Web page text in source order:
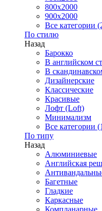
800x2000
900x2000
Все категории
По стилю
Назад
Барокко
В английском
В
Дизайнерские
Классические
Красивые
Лофт (Loft)
Минимализм
Все категории
По типу
Назад
Алюминиевые
Английская
Багетные
Гладкие
Каркасные
Компланарные